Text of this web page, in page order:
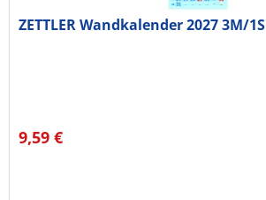
ZETTLER Wandkalender 2027 3M/1S
9,59 €